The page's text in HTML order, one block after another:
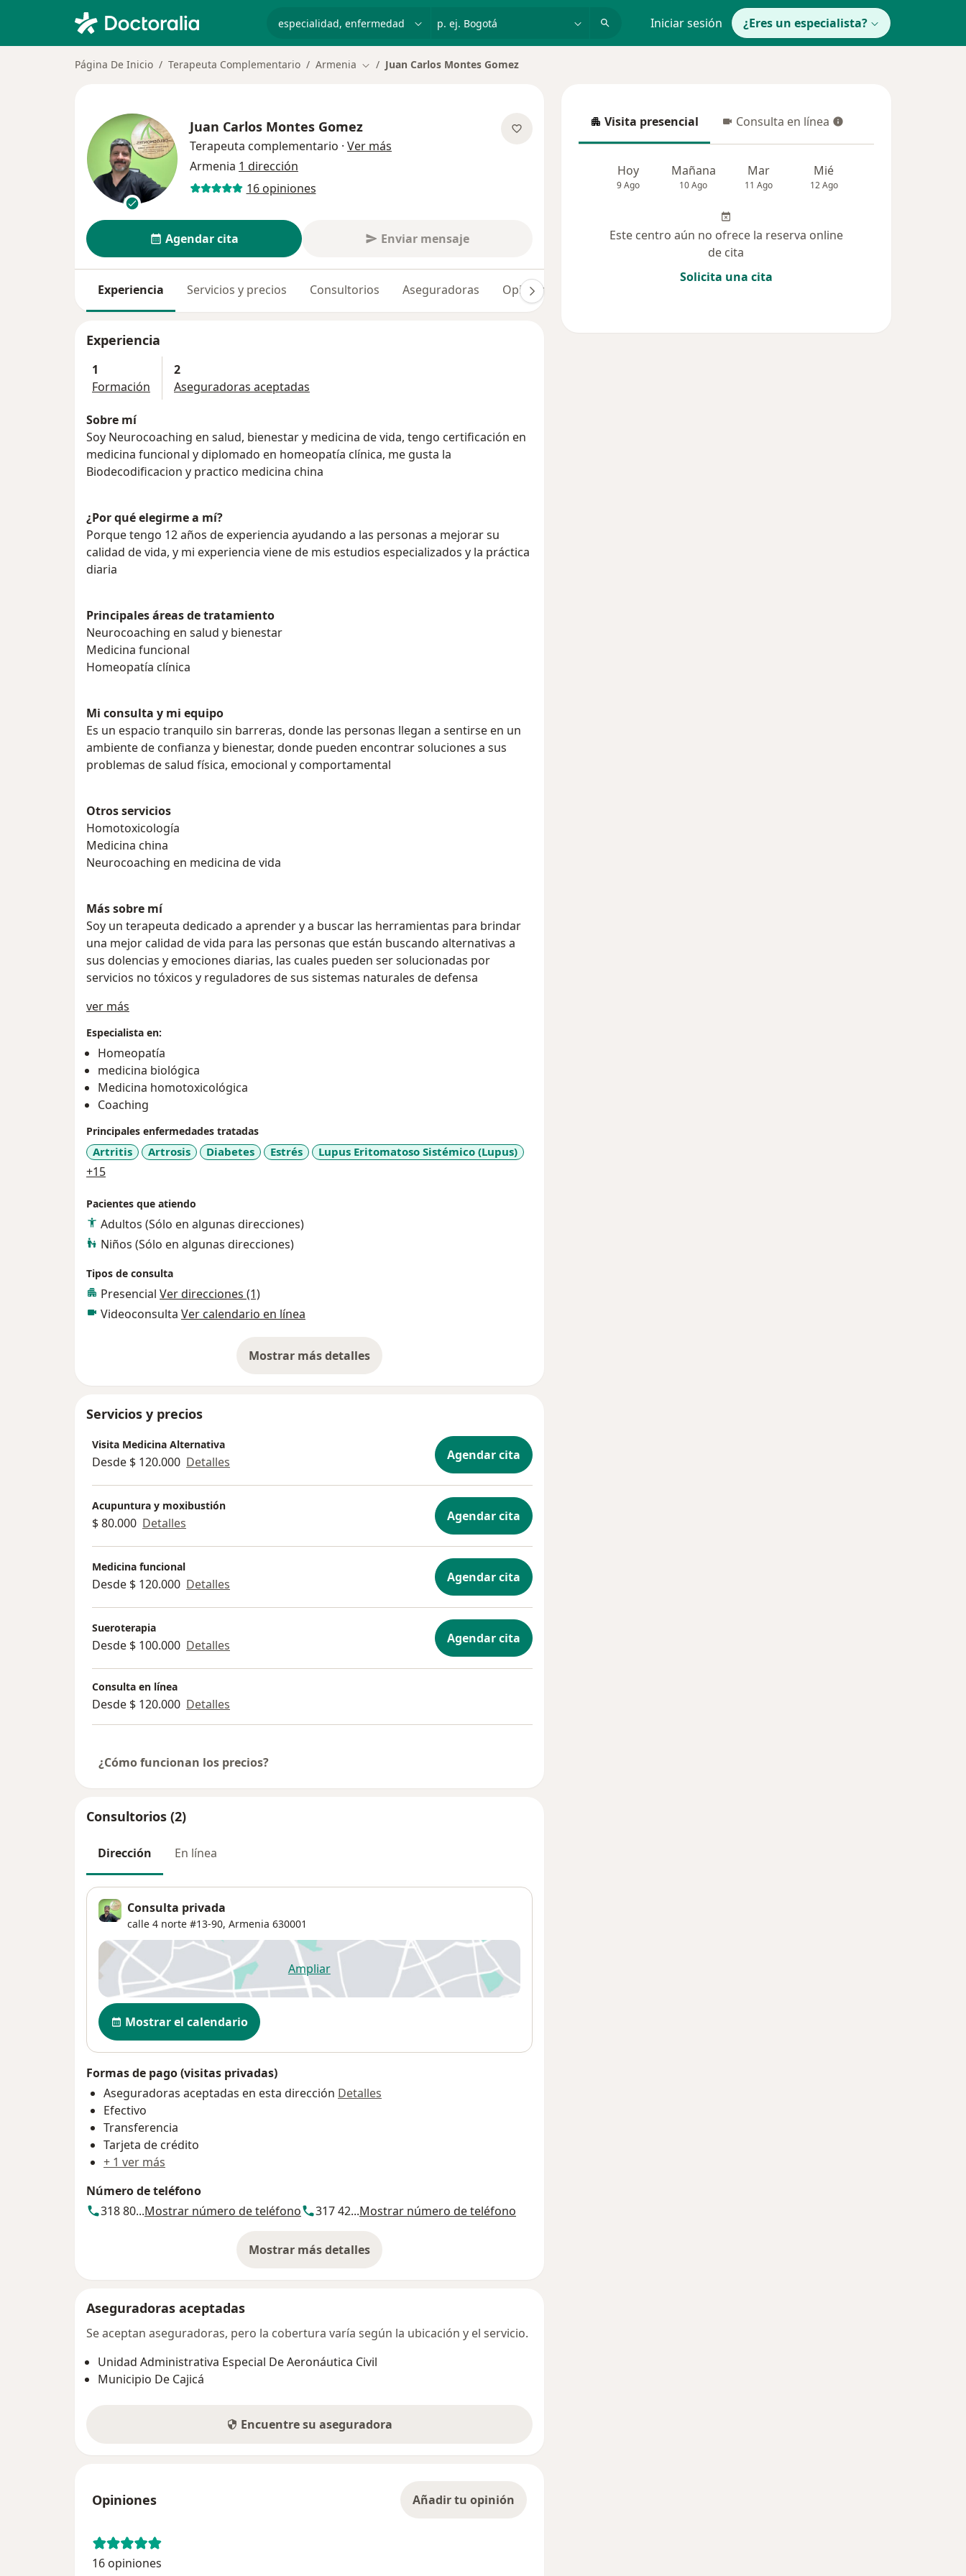
p. ej. Bogotá Iniciar sesión ¿Eres un especialista?
Página De Inicio Terapeuta Complementario Armenia Cambiar de ciudad
Juan Carlos Montes Gomez
Juan Carlos Montes Gomez
Terapeuta complementario · Ver más
Armenia 1 dirección
16 opiniones
Agendar cita Enviar mensaje
Experiencia Servicios y precios Consultorios Aseguradoras Opiniones (16)
Experiencia
1
Formación
2
Aseguradoras aceptadas
Sobre mí
Soy Neurocoaching en salud, bienestar y medicina de vida, tengo certificación en
medicina funcional y diplomado en homeopatía clínica, me gusta la
Biodecodificacion y practico medicina china
¿Por qué elegirme a mí?
Porque tengo 12 años de experiencia ayudando a las personas a mejorar su
calidad de vida, y mi experiencia viene de mis estudios especializados y la práctica
diaria
Principales áreas de tratamiento
Neurocoaching en salud y bienestar
Medicina funcional
Homeopatía clínica
Mi consulta y mi equipo
Es un espacio tranquilo sin barreras, donde las personas llegan a sentirse en un
ambiente de confianza y bienestar, donde pueden encontrar soluciones a sus
problemas de salud física, emocional y comportamental
Otros servicios
Homotoxicología
Medicina china
Neurocoaching en medicina de vida
Más sobre mí
Soy un terapeuta dedicado a aprender y a buscar las herramientas para brindar
una mejor calidad de vida para las personas que están buscando alternativas a
sus dolencias y emociones diarias, las cuales pueden ser solucionadas por
servicios no tóxicos y reguladores de sus sistemas naturales de defensa
ver más
Especialista en:
Homeopatía
medicina biológica
Medicina homotoxicológica
Coaching
Principales enfermedades tratadas
Artritis Artrosis Diabetes Estrés Lupus Eritomatoso Sistémico (Lupus)
+15a11y_sr_more_diseases
Pacientes que atiendo
Adultos (Sólo en algunas direcciones)
Niños (Sólo en algunas direcciones)
Tipos de consulta
Presencial Ver direcciones (1)
Videoconsulta Ver calendario en línea
Mostrar más detalles
sobre la experiencia
Servicios y precios
Visita Medicina Alternativa
Desde $ 120.000 Detalles Agendar cita
Acupuntura y moxibustión
$ 80.000 Detalles Agendar cita
Medicina funcional
Desde $ 120.000 Detalles Agendar cita
Sueroterapia
Desde $ 100.000 Detalles Agendar cita
Consulta en línea
Desde $ 120.000 Detalles
¿Cómo funcionan los precios?
Consultorios (2)
Dirección En línea
Consulta privada
calle 4 norte #13-90, Armenia 630001
Ampliarse abre en una nueva pestaña
Disponibilidad
Mostrar el calendario
Formas de pago (visitas privadas)
Aseguradoras aceptadas en esta dirección Detalles
Efectivo
Transferencia
Tarjeta de crédito
+ 1 ver más
Número de teléfono
318 80...Mostrar número de teléfono 317 42...Mostrar número de teléfono
Mostrar más detalles
sobre la dirección
Aseguradoras aceptadas
Se aceptan aseguradoras, pero la cobertura varía según la ubicación y el servicio.
Unidad Administrativa Especial De Aeronáutica Civil
Municipio De Cajicá
Encuentre su aseguradora
Opiniones Añadir tu opinión
16 opiniones
Visita presencial
Visita presencial Consulta en línea
Consulta en línea
Hoy
9 Ago
Mañana
10 Ago
Mar
11 Ago
Mié
12 Ago
Este centro aún no ofrece la reserva online
de cita
Solicita una cita